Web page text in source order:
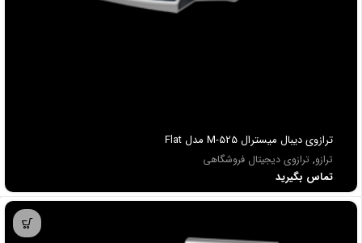
ترازوی دیبال میسترال M-525 مدل Flat
ترازو, ترازوی دیجیتال فروشگاهی
تماس بگیرید